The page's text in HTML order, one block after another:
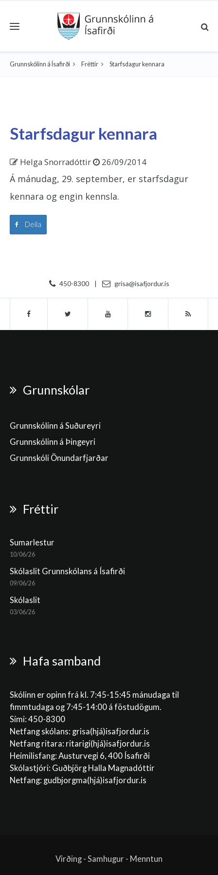
Toggle navigation
Grunnskólinn á Ísafirði Fréttir Starfsdagur kennara
Starfsdagur kennara
Helga Snorradóttir 26/09/2014
Á mánudag, 29. september, er starfsdagur
kennara og engin kennsla.
Deila
450-8300 | grisa@isafjordur.is
Grunnskólar
Grunnskólinn á Suðureyri
Grunnskólinn á Þingeyri
Grunnskóli Önundarfjarðar
Fréttir
Sumarlestur
10/06/26
Skólaslit Grunnskólans á Ísafirði
09/06/26
Skólaslit
03/06/26
Hafa samband
Skólinn er opinn frá kl. 7:45-15:45 mánudaga til
fimmtudaga og 7:45-14:00 á föstudögum.
Sími: 450-8300
Netfang skólans: grisa(hjá)isafjordur.is
Netfang ritara: ritarigi(hjá)isafjordur.is
Heimilisfang: Austurvegi 6, 400 Ísafirði
Skólastjóri: Guðbjörg Halla Magnadóttir
Netfang: gudbjorgma(hjá)isafjordur.is
Virðing - Samhugur - Menntun